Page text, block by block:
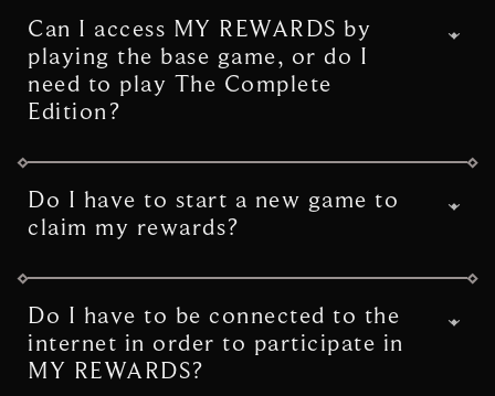
whichever platform you’re playing The
Witcher 3: Wild Hunt, and whichever
version of the game. This includes when
playing the game via backwards compatibility
on PlayStation 5 or Xbox Series X|S.
Can I access MY REWARDS by
playing the base game, or do I
need to play The Complete
Edition?
MY REWARDS is available for both the base
game and The Complete Edition of the
game.
Do I have to start a new game to
claim my rewards?
No, you can claim your rewards at any time,
regardless of how far you’ve progressed into
The Witcher 3: Wild Hunt. If you begin a
new game, please note that your rewards
will be waiting for you in the Royal Palace in
Do I have to be connected to the
internet in order to participate in
MY REWARDS?